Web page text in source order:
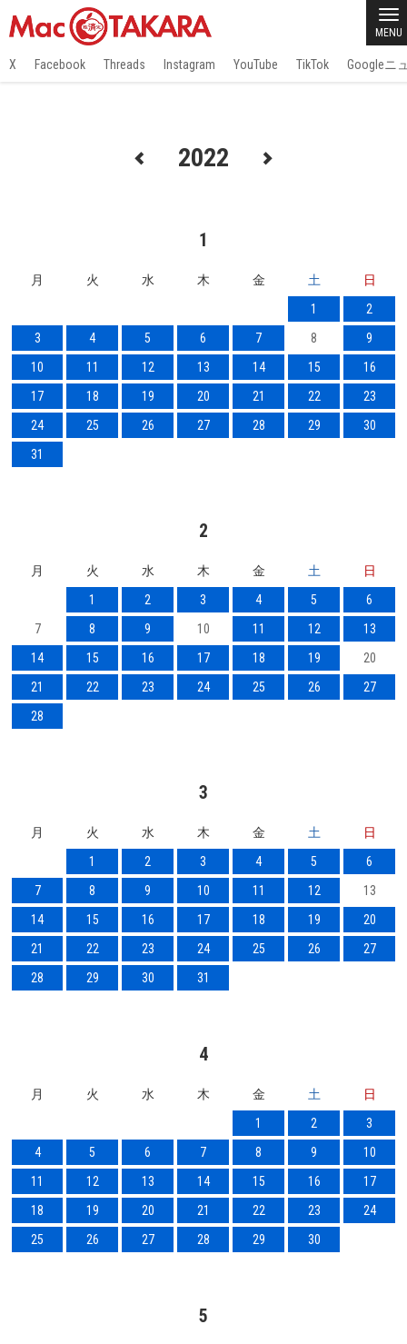
MENU
X Facebook Threads Instagram YouTube TikTok Googleニ
2022
1
月 火 水 木 金 土
日
1
2
3
4 5 6 7 8
9
10
11 12 13 14 15
16
17
18 19 20 21 22
23
24
25 26 27 28 29
30
31
2
月 火 水 木 金 土
日
1
2 3 4 5
6
7
8 9 10 11 12
13
14
15 16 17 18 19
20
21
22 23 24 25 26
27
28
3
月 火 水 木 金 土
日
1
2 3 4 5
6
7
8 9 10 11 12
13
14
15 16 17 18 19
20
21
22 23 24 25 26
27
28
29 30 31
4
月 火 水 木 金 土
日
1
2
3
4
5 6 7 8 9
10
11
12 13 14 15 16
17
18
19 20 21 22 23
24
25
26 27 28 29 30
5